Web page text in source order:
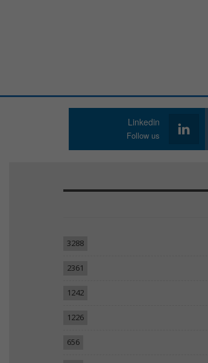
Linkedin
Follow us
3288
2361
1242
1226
656